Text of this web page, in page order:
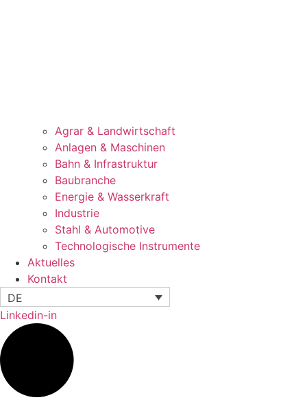
Agrar & Landwirtschaft
Anlagen & Maschinen
Bahn & Infrastruktur
Baubranche
Energie & Wasserkraft
Industrie
Stahl & Automotive
Technologische Instrumente
Aktuelles
Kontakt
DE
Linkedin-in